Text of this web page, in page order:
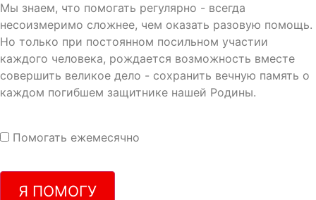
Мы знаем, что помогать регулярно - всегда
несоизмеримо сложнее, чем оказать разовую помощь.
Но только при постоянном посильном участии
каждого человека, рождается возможность вместе
совершить великое дело - сохранить вечную память о
каждом погибшем защитнике нашей Родины.
Помогать ежемесячно
Я ПОМОГУ